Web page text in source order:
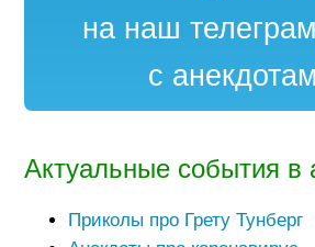
на наш
с
Актуальные события в
Приколы про Грету Тунберг